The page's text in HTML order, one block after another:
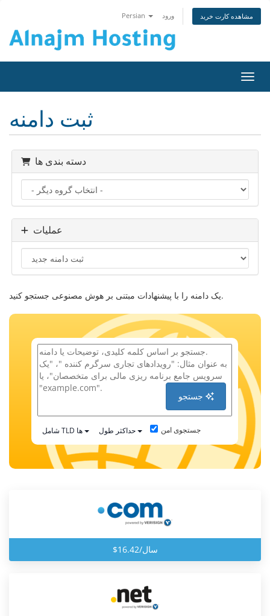
Persian ورود مشاهده کارت خرید
ثبت دامنه
دسته بندی ها
عملیات
یک دامنه را با پیشنهادات مبتنی بر هوش مصنوعی جستجو کنید.
شامل TLD ها حداکثر طول جستجوی امن
$16.42/سال